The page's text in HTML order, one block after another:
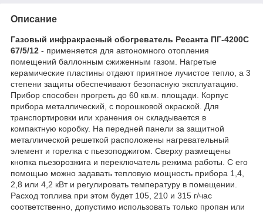
Описание
Газовый инфракрасный обогреватель Ресанта ПГ-4200С
67/5/12 - применяется для автономного отопления
помещений баллонным сжиженным газом. Нагретые
керамические пластины отдают приятное лучистое тепло, а 3
степени защиты обеспечивают безопасную эксплуатацию.
Прибор способен прогреть до 60 кв.м. площади. Корпус
прибора металлический, с порошковой окраской. Для
транспортировки или хранения он складывается в
компактную коробку. На передней панели за защитной
металлической решеткой расположены нагревательный
элемент и горелка с пьезоподжигом. Сверху размещены
кнопка пьезорозжига и переключатель режима работы. С его
помощью можно задавать тепловую мощность прибора 1,4,
2,8 или 4,2 кВт и регулировать температуру в помещении.
Расход топлива при этом будет 105, 210 и 315 г/час
соответственно, допустимо использовать только пропан или